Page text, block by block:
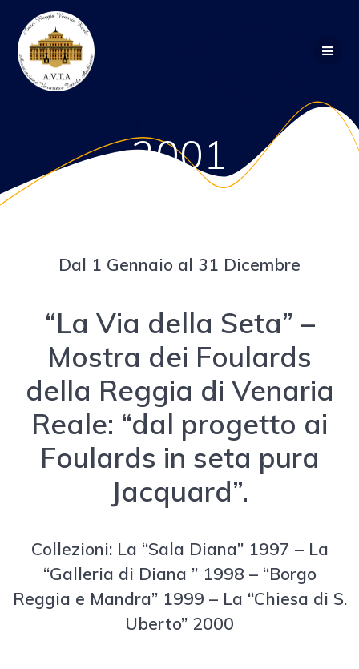
2001
Dal 1 Gennaio al 31 Dicembre
“La Via della Seta” –
Mostra dei Foulards
della Reggia di Venaria
Reale: “dal progetto ai
Foulards in seta pura
Jacquard”.
Collezioni: La “Sala Diana” 1997 – La
“Galleria di Diana ” 1998 – “Borgo
Reggia e Mandra” 1999 – La “Chiesa di S.
Uberto” 2000